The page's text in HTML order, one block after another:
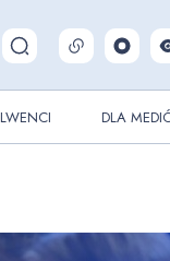
Pokaż/ukryj
DLA